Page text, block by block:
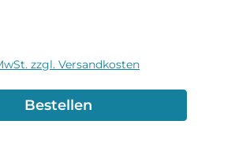
zzgl. Versandkosten
Bestellen